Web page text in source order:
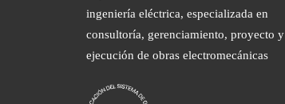
ingeniería eléctrica, especializada en
consultoría, gerenciamiento, proyecto y
ejecución de obras electromecánicas